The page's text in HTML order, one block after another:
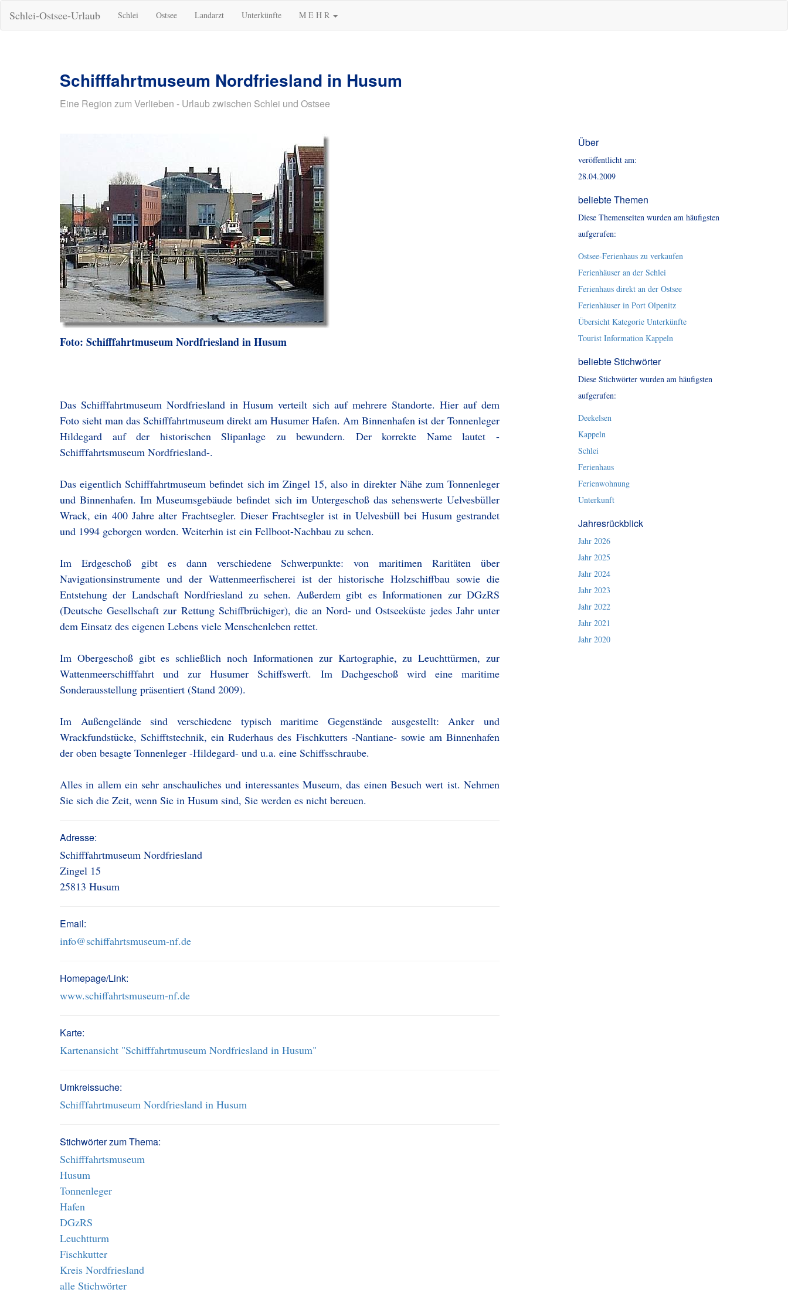
Schlei-Ostsee-Urlaub Schlei Ostsee Landarzt Unterkünfte M E H R
Schifffahrtmuseum Nordfriesland in Husum
Eine Region zum Verlieben - Urlaub zwischen Schlei und Ostsee
Foto: Schifffahrtmuseum Nordfriesland in Husum
Das Schifffahrtmuseum Nordfriesland in Husum verteilt sich auf mehrere Standorte. Hier auf dem
Foto sieht man das Schifffahrtmuseum direkt am Husumer Hafen. Am Binnenhafen ist der Tonnenleger
Hildegard auf der historischen Slipanlage zu bewundern. Der korrekte Name lautet -
Schifffahrtsmuseum Nordfriesland-.
Das eigentlich Schifffahrtmuseum befindet sich im Zingel 15, also in direkter Nähe zum Tonnenleger
und Binnenhafen. Im Museumsgebäude befindet sich im Untergeschoß das sehenswerte Uelvesbüller
Wrack, ein 400 Jahre alter Frachtsegler. Dieser Frachtsegler ist in Uelvesbüll bei Husum gestrandet
und 1994 geborgen worden. Weiterhin ist ein Fellboot-Nachbau zu sehen.
Im Erdgeschoß gibt es dann verschiedene Schwerpunkte: von maritimen Raritäten über
Navigationsinstrumente und der Wattenmeerfischerei ist der historische Holzschiffbau sowie die
Entstehung der Landschaft Nordfriesland zu sehen. Außerdem gibt es Informationen zur DGzRS
(Deutsche Gesellschaft zur Rettung Schiffbrüchiger), die an Nord- und Ostseeküste jedes Jahr unter
dem Einsatz des eigenen Lebens viele Menschenleben rettet.
Im Obergeschoß gibt es schließlich noch Informationen zur Kartographie, zu Leuchttürmen, zur
Wattenmeerschifffahrt und zur Husumer Schiffswerft. Im Dachgeschoß wird eine maritime
Sonderausstellung präsentiert (Stand 2009).
Im Außengelände sind verschiedene typisch maritime Gegenstände ausgestellt: Anker und
Wrackfundstücke, Schifftstechnik, ein Ruderhaus des Fischkutters -Nantiane- sowie am Binnenhafen
der oben besagte Tonnenleger -Hildegard- und u.a. eine Schiffsschraube.
Alles in allem ein sehr anschauliches und interessantes Museum, das einen Besuch wert ist. Nehmen
Sie sich die Zeit, wenn Sie in Husum sind, Sie werden es nicht bereuen.
Adresse:
Schifffahrtmuseum Nordfriesland
Zingel 15
25813 Husum
Email:
info@schiffahrtsmuseum-nf.de
Homepage/Link:
www.schiffahrtsmuseum-nf.de
Karte:
Kartenansicht "Schifffahrtmuseum Nordfriesland in Husum"
Umkreissuche:
Schifffahrtmuseum Nordfriesland in Husum
Stichwörter zum Thema:
Schifffahrtsmuseum
Husum
Tonnenleger
Hafen
DGzRS
Leuchtturm
Fischkutter
Kreis Nordfriesland
alle Stichwörter
Über
veröffentlicht am:
28.04.2009
beliebte Themen
Diese Themenseiten wurden am häufigsten
aufgerufen:
Ostsee-Ferienhaus zu verkaufen
Ferienhäuser an der Schlei
Ferienhaus direkt an der Ostsee
Ferienhäuser in Port Olpenitz
Übersicht Kategorie Unterkünfte
Tourist Information Kappeln
beliebte Stichwörter
Diese Stichwörter wurden am häufigsten
aufgerufen:
Deekelsen
Kappeln
Schlei
Ferienhaus
Ferienwohnung
Unterkunft
Jahresrückblick
Jahr 2026
Jahr 2025
Jahr 2024
Jahr 2023
Jahr 2022
Jahr 2021
Jahr 2020